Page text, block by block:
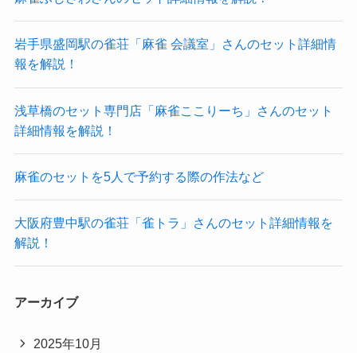
岩手県盛岡駅の雀荘「麻雀 会議室」さんのセット詳細情
報を解説！
浅草橋のセット専門店「麻雀ここりーち」さんのセット
詳細情報を解説！
麻雀のセットを5人で予約する際の作法など
大阪府豊中駅の雀荘「雀トラ」さんのセット詳細情報を
解説！
アーカイブ
2025年10月